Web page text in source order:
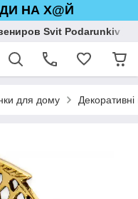
НА Х@Й
Svit Podarunkiv
для дому Декоративні